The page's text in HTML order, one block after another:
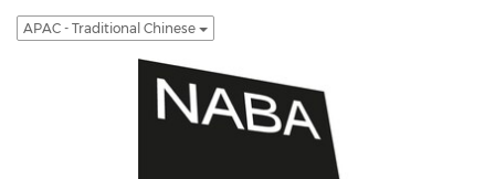
APAC - Traditional Chinese